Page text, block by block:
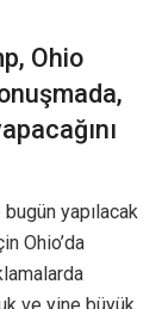
Ohio
yapılacak
Ohio’da